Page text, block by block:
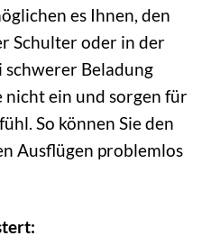
es Ihnen, den
Schulter oder in der
schwerer Beladung
nicht ein und sorgen für
So können Sie den
Ausflügen problemlos